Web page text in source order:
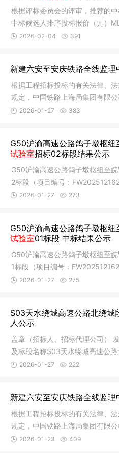
根据评标委员会的评审，推荐的
中标候选人排序投标报价（元）
责任公司
2026-02-04 391
新建六安至安庆铁路全线监理
根据工程招标投标的有关法律、
规定，中国铁路上海局集团有限
部的新建
2026-01-27 383
G50沪渝高速公路鸽子墩枢
试验室招标02标段结果公示
G50沪渝高速公路鸽子墩枢纽至
2标段（项目编号：
中标人已经
2026-01-27 273
G50沪渝高速公路鸽子墩枢
试验室01标段 中标结果公示
G50沪渝高速公路鸽子墩枢纽至
1标段（项目编号：
中标人已经
2026-01-27 275
S03天水绕城高速公路北绕城
人公示
盖章（招标人、招标代理公司）
及标段名称S03天水绕城高速公
编号A03-1
2026-01-27 222
新建六安至安庆铁路全线监理
根据工程招标投标的有关法律、
规定，中国铁路上海局集团有限
部的新建
2026-01-23 409